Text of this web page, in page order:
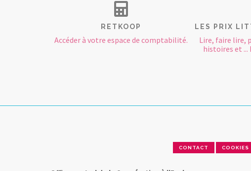
RETKOOP
Accéder à votre espace de comptabilité.
LES PRIX
Lire, faire lire,
histoires et
CONTACT COOKIES